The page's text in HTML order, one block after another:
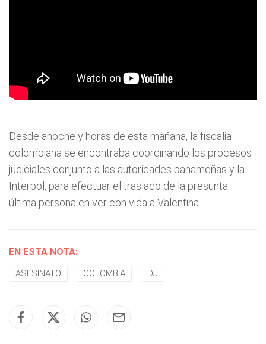
Desde anoche y horas de esta mañana, la fiscalia
colombiana se encontraba coordinando los procesos
judiciales conjunto a las autoridades panameñas y la
Interpol, para efectuar el traslado de la presunta
última persona en ver con vida a Valentina.
EN ESTA NOTA:
ASESINATO COLOMBIA DJ